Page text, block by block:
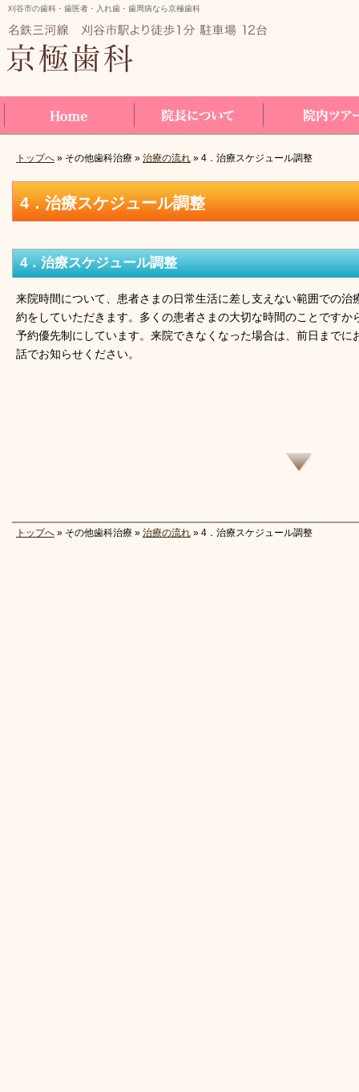
4．治療スケジュール調整
刈谷市の歯科・歯医者・入れ歯・歯周病なら京極歯科
トップへ » その他歯科治療 » 治療の流れ » 4．治療スケジュール調整
4．治療スケジュール調整
来院時間について、患者さまの日常生活に差し支えない範囲での治
約をしていただきます。多くの患者さまの大切な時間のことですか
予約優先制にしています。来院できなくなった場合は、前日までに
話でお知らせください。
トップへ » その他歯科治療 » 治療の流れ » 4．治療スケジュール調整